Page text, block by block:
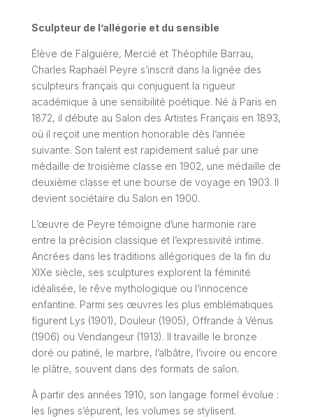
Sculpteur de l’allégorie et du sensible
Élève de Falguière, Mercié et Théophile Barrau,
Charles Raphaël Peyre s’inscrit dans la lignée des
sculpteurs français qui conjuguent la rigueur
académique à une sensibilité poétique. Né à Paris en
1872, il débute au Salon des Artistes Français en 1893,
où il reçoit une mention honorable dès l’année
suivante. Son talent est rapidement salué par une
médaille de troisième classe en 1902, une médaille de
deuxième classe et une bourse de voyage en 1903. Il
devient sociétaire du Salon en 1900.
L’œuvre de Peyre témoigne d’une harmonie rare
entre la précision classique et l’expressivité intime.
Ancrées dans les traditions allégoriques de la fin du
XIXe siècle, ses sculptures explorent la féminité
idéalisée, le rêve mythologique ou l’innocence
enfantine. Parmi ses œuvres les plus emblématiques
figurent Lys (1901), Douleur (1905), Offrande à Vénus
(1906) ou Vendangeur (1913). Il travaille le bronze
doré ou patiné, le marbre, l’albâtre, l’ivoire ou encore
le plâtre, souvent dans des formats de salon.
À partir des années 1910, son langage formel évolue :
les lignes s’épurent, les volumes se stylisent.